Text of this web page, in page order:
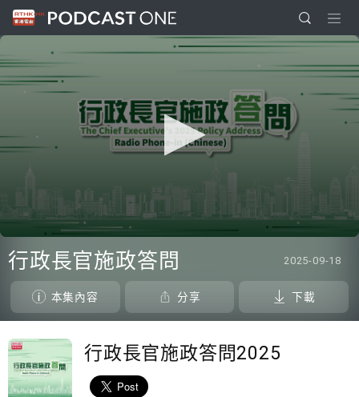
seconds
seconds
行政長官施政答問 2025-09-18
本集內容 分享 下載
行政長官施政答問2025